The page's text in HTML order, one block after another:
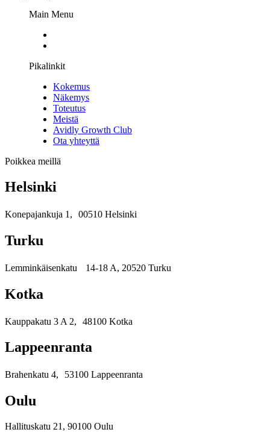
Main Menu
Pikalinkit
Kokemus
Näkemys
Toteutus
Meistä
Avidly Growth Club
Ota yhteyttä
Poikkea meillä
Helsinki
Konepajankuja 1, 00510 Helsinki
Turku
Lemminkäisenkatu 14-18 A, 20520 Turku
Kotka
Kauppakatu 3 A 2, 48100 Kotka
Lappeenranta
Brahenkatu 4, 53100 Lappeenranta
Oulu
Hallituskatu 21, 90100 Oulu